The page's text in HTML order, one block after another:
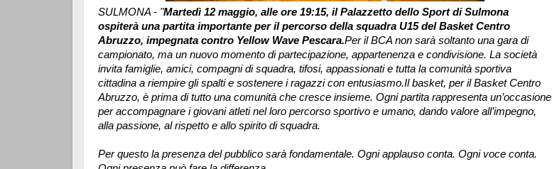
SULMONA - "Martedì 12 maggio, alle ore 19:15, il Palazzetto dello Sport di Sulmona
ospiterà una partita importante per il percorso della squadra U15 del Basket Centro
Abruzzo, impegnata contro Yellow Wave Pescara.Per il BCA non sarà soltanto una gara di
campionato, ma un nuovo momento di partecipazione, appartenenza e condivisione. La società
invita famiglie, amici, compagni di squadra, tifosi, appassionati e tutta la comunità sportiva
cittadina a riempire gli spalti e sostenere i ragazzi con entusiasmo.Il basket, per il Basket Centro
Abruzzo, è prima di tutto una comunità che cresce insieme. Ogni partita rappresenta un’occasione
per accompagnare i giovani atleti nel loro percorso sportivo e umano, dando valore all’impegno,
alla passione, al rispetto e allo spirito di squadra.
Per questo la presenza del pubblico sarà fondamentale. Ogni applauso conta. Ogni voce conta.